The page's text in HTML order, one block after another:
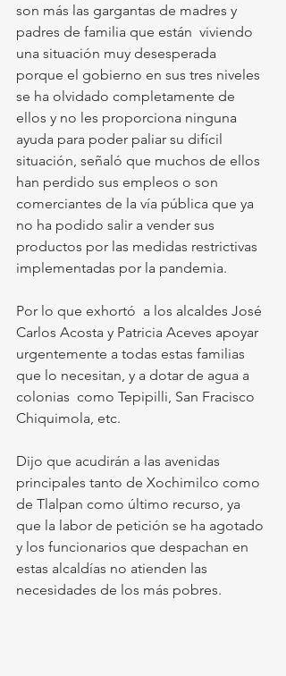
son más las gargantas de madres y
padres de familia que están  viviendo
una situación muy desesperada
porque el gobierno en sus tres niveles
se ha olvidado completamente de
ellos y no les proporciona ninguna
ayuda para poder paliar su difícil
situación, señaló que muchos de ellos
han perdido sus empleos o son
comerciantes de la vía pública que ya
no ha podido salir a vender sus
productos por las medidas restrictivas
implementadas por la pandemia.
Por lo que exhortó  a los alcaldes José
Carlos Acosta y Patricia Aceves apoyar
urgentemente a todas estas familias
que lo necesitan, y a dotar de agua a
colonias  como Tepipilli, San Fracisco
Chiquimola, etc.
Dijo que acudirán a las avenidas
principales tanto de Xochimilco como
de Tlalpan como último recurso, ya
que la labor de petición se ha agotado
y los funcionarios que despachan en
estas alcaldías no atienden las
necesidades de los más pobres.